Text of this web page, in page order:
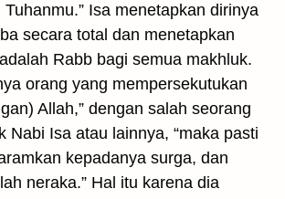
Isa menetapkan dirinya
secara total dan menetapkan
Rabb bagi semua makhluk.
orang yang mempersekutukan
Allah,” dengan salah seorang
Nabi Isa atau lainnya, “maka pasti
kepadanya surga, dan
neraka.” Hal itu karena dia